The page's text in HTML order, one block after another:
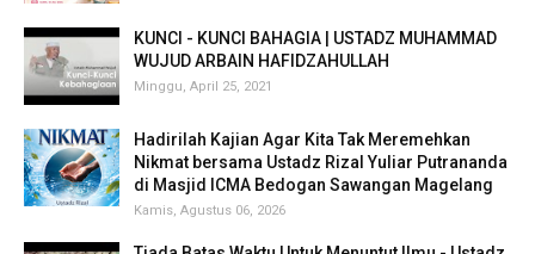
KUNCI - KUNCI BAHAGIA | USTADZ MUHAMMAD
WUJUD ARBAIN HAFIDZAHULLAH
Minggu, April 25, 2021
Hadirilah Kajian Agar Kita Tak Meremehkan
Nikmat bersama Ustadz Rizal Yuliar Putrananda
di Masjid ICMA Bedogan Sawangan Magelang
Kamis, Agustus 06, 2026